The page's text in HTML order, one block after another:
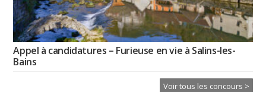
Appel à candidatures – Furieuse en vie à Salins-les-
Bains
Voir tous les concours >